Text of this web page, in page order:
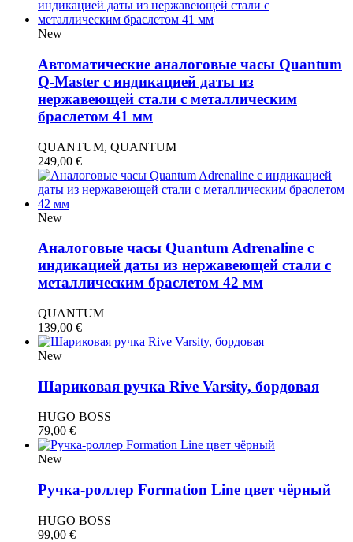
New
Автоматические аналоговые часы Quantum
Q-Master с индикацией даты из
нержавеющей стали с металлическим
браслетом 41 мм
QUANTUM, QUANTUM
249,00 €
New
Аналоговые часы Quantum Adrenaline с
индикацией даты из нержавеющей стали с
металлическим браслетом 42 мм
QUANTUM
139,00 €
New
Шариковая ручка Rive Varsity, бордовая
HUGO BOSS
79,00 €
New
Ручка-роллер Formation Line цвет чёрный
HUGO BOSS
99,00 €